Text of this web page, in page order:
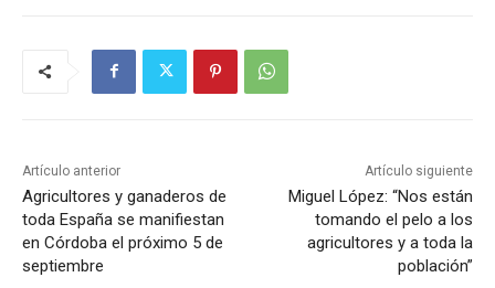
Artículo anterior
Agricultores y ganaderos de
toda España se manifiestan
en Córdoba el próximo 5 de
septiembre
Artículo siguiente
Miguel López: “Nos están
tomando el pelo a los
agricultores y a toda la
población”